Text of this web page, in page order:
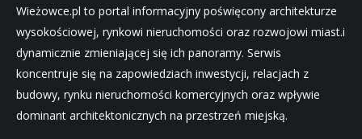
Wieżowce.pl to portal informacyjny poświęcony architekturze
wysokościowej, rynkowi nieruchomości oraz rozwojowi miast.i
dynamicznie zmieniającej się ich panoramy. Serwis
koncentruje się na zapowiedziach inwestycji, relacjach z
budowy, rynku nieruchomości komercyjnych oraz wpływie
dominant architektonicznych na przestrzeń miejską.